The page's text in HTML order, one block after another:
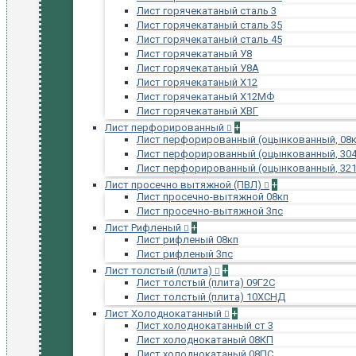
Лист горячекатаный сталь 3
Лист горячекатаный сталь 35
Лист горячекатаный сталь 45
Лист горячекатаный У8
Лист горячекатаный У8А
Лист горячекатаный Х12
Лист горячекатаный Х12МФ
Лист горячекатаный ХВГ
Лист перфорированный
+
Лист перфорированный (оцынкованный,
Лист перфорированный (оцынкованный,
Лист перфорированный (оцынкованный,
Лист просечно вытяжной (ПВЛ)
+
Лист просечно-вытяжной 08кп
Лист просечно-вытяжной 3пс
Лист Рифленый
+
Лист рифленый 08кп
Лист рифленый 3пс
Лист толстый (плита)
+
Лист толстый (плита) 09Г2С
Лист толстый (плита) 10ХСНД
Лист Холоднокатанный
+
Лист холоднокатанный ст 3
Лист холоднокатаный 08КП